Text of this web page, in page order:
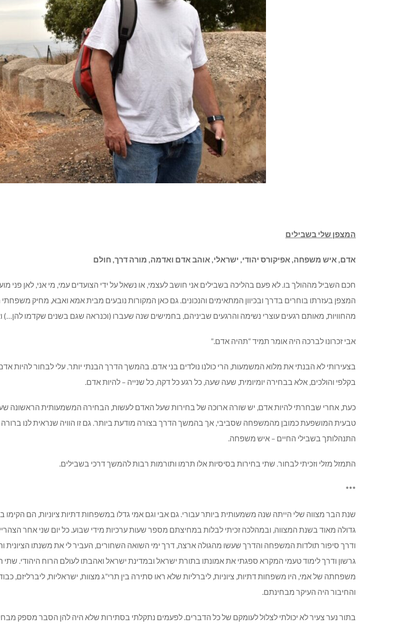
המצפן שלי בשבילים
אדם, איש משפחה, אפיקורס יהודי, ישראלי, אוהב אדם ואדמה, מורה דרך, חולם
חכם השביל מההולך בו. לא פעם בהליכה בשבילים אני חושב לעצמי, או נשאל על ידי הצועדים עמי, מי אני, לאן פני
המצפן בעזרתו בוחרים בדרך ובכיוון המתאימים והנכונים. גם כאן המקורות נובעים מבית אמא ואבא, מחיק
מהחוויות, מאותם רגעים עוצרי נשימה והרגעים שביניהם, בחמישים שנה שעברו (וכנראה שגם בשנים שקדמו להן…)
אבי זכרונו לברכה היה אומר תמיד “תהיה אדם.”
בצעירותי לא הבנתי את מלוא המשמעות, הרי כולנו נולדים בני אדם. בהמשך הדרך הבנתי יותר. עלי לבחור
בקלפי והולכים, אלא בבחירה יומיומית, שעה שעה, כל רגע כל דקה, כל שנייה – להיות אדם.
כעת, אחרי שבחרתי להיות אדם, יש שורה ארוכה של בחירות שעל האדם לעשות, הבחירה המשמעותית הראשונה
טבעית המושפעת כמובן מהמשפחה שסביבי, אך בהמשך הדרך בצורה מודעת ביותר. גם זו הוויה שנראית לנו
התנהלותך בשבילי החיים – איש משפחה.
התמזל מזלי וזכיתי לבחור. שתי בחירות בסיסיות אלו תרמו ותורמות רבות להמשך דרכי בשבילים.
***
שנת הבר מצווה שלי הייתה שנה משמעותית ביותר עבורי. גם אבי וגם אמי גדלו במשפחות דתיות ציוניות, הם הקימו
גדולה מאוד בשנת המצווה, ובמהלכה זכיתי לבלות במחיצתם מספר שעות ערכיות מידי שבוע. כל יום שני אחר
ודרך סיפור תולדות המשפחה והדרך שעשו מהגולה ארצה, דרך ימי השואה השחורים, העביר לי את משנתו הציונית
גרשון ודרך לימוד טעמי המקרא ספגתי את אמונתו בתורת ישראל ובמדינת ישראל ואהבתו לעולם הרוח
משפחתה של אמי, היו משפחות דתיות, ציוניות, ליברליות שלא ראו סתירה בין תרי”ג מצוות, ישראליות,
והחיבור היה העיקר מבחינתם.
בתור נער צעיר לא יכולתי לצלול לעומקם של כל הדברים. לפעמים נתקלתי בסתירות שלא היה להן הסבר מספק